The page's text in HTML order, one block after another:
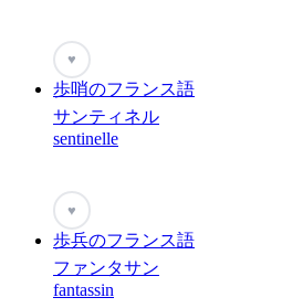
♥
歩哨のフランス語
サンティネル
sentinelle
♥
歩兵のフランス語
ファンタサン
fantassin